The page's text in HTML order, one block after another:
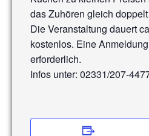
das Zuhören gleich
Die Veranstaltung dauert
kostenlos. Eine
erforderlich.
Infos unter: 02331/207-